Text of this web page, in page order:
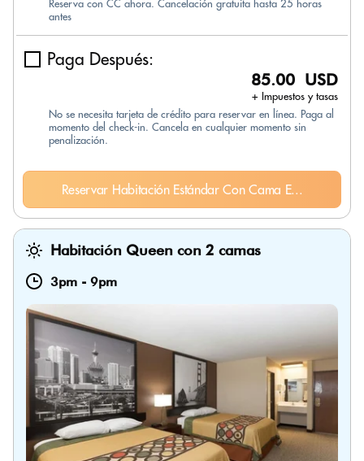
Reserva con CC ahora. Cancelación gratuita hasta 25 horas
antes
Paga Después:
85.00 USD
+ Impuestos y tasas
No se necesita tarjeta de crédito para reservar en línea. Paga al
momento del check-in. Cancela en cualquier momento sin
penalización.
Reservar Habitación Estándar Con Cama E...
Habitación Queen con 2 camas
3pm - 9pm